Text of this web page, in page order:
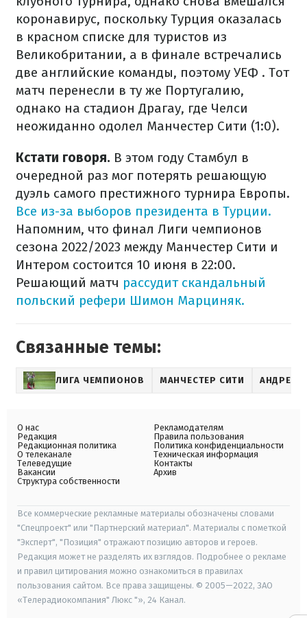
коронавирус, поскольку Турция оказалась
в красном списке для туристов из
Великобритании, а в финале встречались
две английские команды, поэтому УЕФ . Тот
матч перенесли в ту же Португалию,
однако на стадион Драгау, где Челси
неожиданно одолел Манчестер Сити (1:0).
Кстати говоря. В этом году Стамбул в
очередной раз мог потерять решающую
дуэль самого престижного турнира Европы.
Все из-за выборов президента в Турции.
Напомним, что финал Лиги чемпионов
сезона 2022/2023 между Манчестер Сити и
Интером состоится 10 июня в 22:00.
Решающий матч рассудит скандальный
польский рефери Шимон Марциняк.
Связанные темы:
ЛИГА ЧЕМПИОНОВ МАНЧЕСТЕР СИТИ АНДРЕЙ
О нас
Редакция
Редакционная политика
О телеканале
Телеведущие
Вакансии
Структура собственности
Рекламодателям
Правила пользования
Политика конфиденциальности
Техническая информация
Контакты
Архив
Все коммерческие рекламные материалы обозначены словами
"Спецпроект" или "Партнерский материал". Материалы с пометкой
"Эксперт", "Позиция" отражают позицию авторов и героев.
Редакция может не разделять их взглядов. Подробнее о рекламе
и правил цитирования можно ознакомиться в правилах
пользования сайтом. Все права защищены. © 2005—2022, ЗАО
«Телерадиокомпания" Люкс "», 24 Канал.